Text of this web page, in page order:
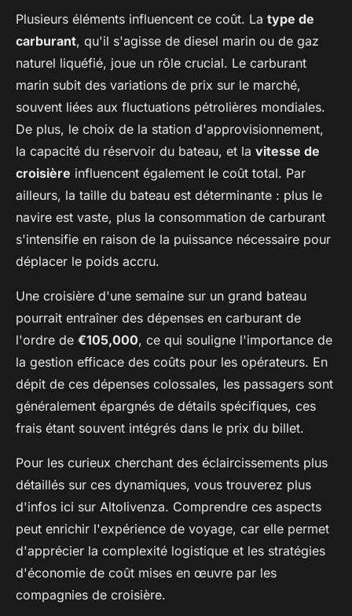
Plusieurs éléments influencent ce coût. La type de
carburant, qu'il s'agisse de diesel marin ou de gaz
naturel liquéfié, joue un rôle crucial. Le carburant
marin subit des variations de prix sur le marché,
souvent liées aux fluctuations pétrolières mondiales.
De plus, le choix de la station d'approvisionnement,
la capacité du réservoir du bateau, et la vitesse de
croisière influencent également le coût total. Par
ailleurs, la taille du bateau est déterminante : plus le
navire est vaste, plus la consommation de carburant
s'intensifie en raison de la puissance nécessaire pour
déplacer le poids accru.
Une croisière d'une semaine sur un grand bateau
pourrait entraîner des dépenses en carburant de
l'ordre de €105,000, ce qui souligne l'importance de
la gestion efficace des coûts pour les opérateurs. En
dépit de ces dépenses colossales, les passagers sont
généralement épargnés de détails spécifiques, ces
frais étant souvent intégrés dans le prix du billet.
Pour les curieux cherchant des éclaircissements plus
détaillés sur ces dynamiques, vous trouverez plus
d'infos ici sur Altolivenza. Comprendre ces aspects
peut enrichir l'expérience de voyage, car elle permet
d'apprécier la complexité logistique et les stratégies
d'économie de coût mises en œuvre par les
compagnies de croisière.